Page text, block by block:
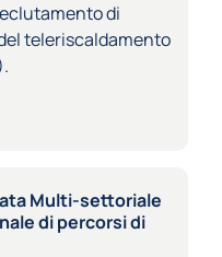
di
teleriscaldamento
Multi-settoriale
di percorsi di